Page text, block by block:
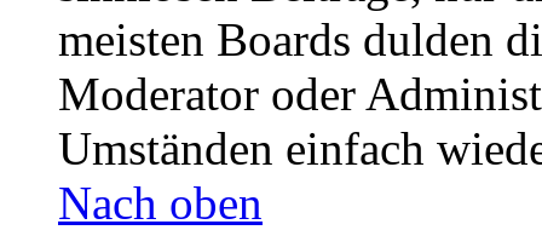
meisten Boards dulden
Moderator oder
Umständen einfach
Nach oben